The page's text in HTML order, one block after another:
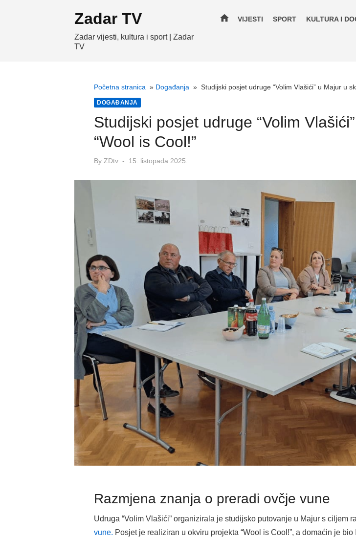
Zadar TV
Zadar vijesti, kultura i sport | Zadar
TV
home VIJESTI SPORT KULTURA I
Početna stranica » Događanja » Studijski posjet udruge “Volim Vlašići” u Majur u
DOGAĐANJA
Studijski posjet udruge “Volim
“Wool is Cool!”
By ZDtv
Posted
15. listopada 2025.
Razmjena znanja o preradi ovčje vune
Udruga “Volim Vlašići” organizirala je studijsko putovanje u Majur s ciljem
vune. Posjet je realiziran u okviru projekta “Wool is Cool!”, a domaćin je